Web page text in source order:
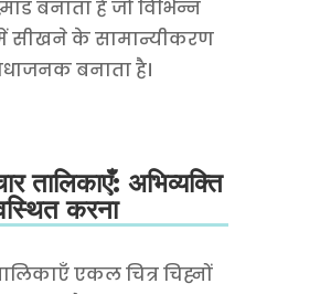
बनाता है जो विभिन्न
सीखने के सामान्यीकरण
बनाता है।
तालिकाएँ: अभिव्यक्ति
करना
एकल चित्र चिह्नों